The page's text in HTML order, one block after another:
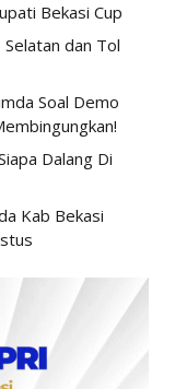
Bekasi Cup
dan Tol
Soal Demo
Dalang Di
Kab Bekasi